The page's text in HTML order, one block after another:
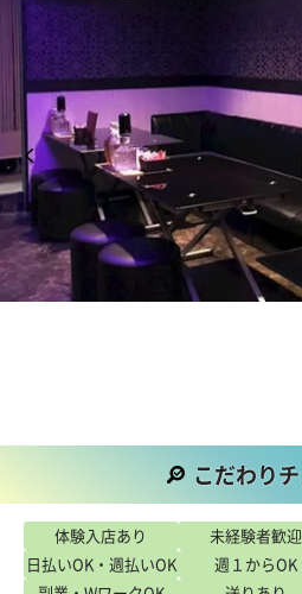
こだわり
こだわり体験入店あり 未経験者歓迎
日払いOK・週払いOK 週１からOK